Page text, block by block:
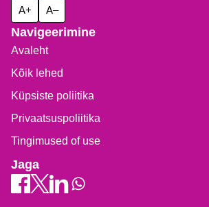
A+ A–
Navigeerimine
Avaleht
Kõik lehed
Küpsiste poliitika
Privaatsuspoliitika
Tingimused of use
Jaga